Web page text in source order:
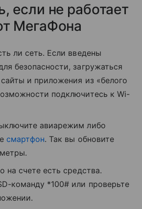
если не работает
МегаФона
ли сеть. Если введены
безопасности, загружаться
и приложения из «белого
подключитесь к Wi-
авиарежим либо
смартфон. Так вы обновите
на счете есть средства.
команду *100# или проверьте